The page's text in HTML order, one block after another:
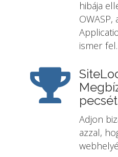
hibája
OWASP,
ismer fel.
pecsét
Adjon
azzal,